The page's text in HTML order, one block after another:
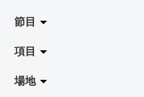
關於藝穗會
藝穗會的演化
使命與宗旨
節目
拉闊
展覽
項目
Jazz-Go-Central, Jazz-Go-Fringe
場地